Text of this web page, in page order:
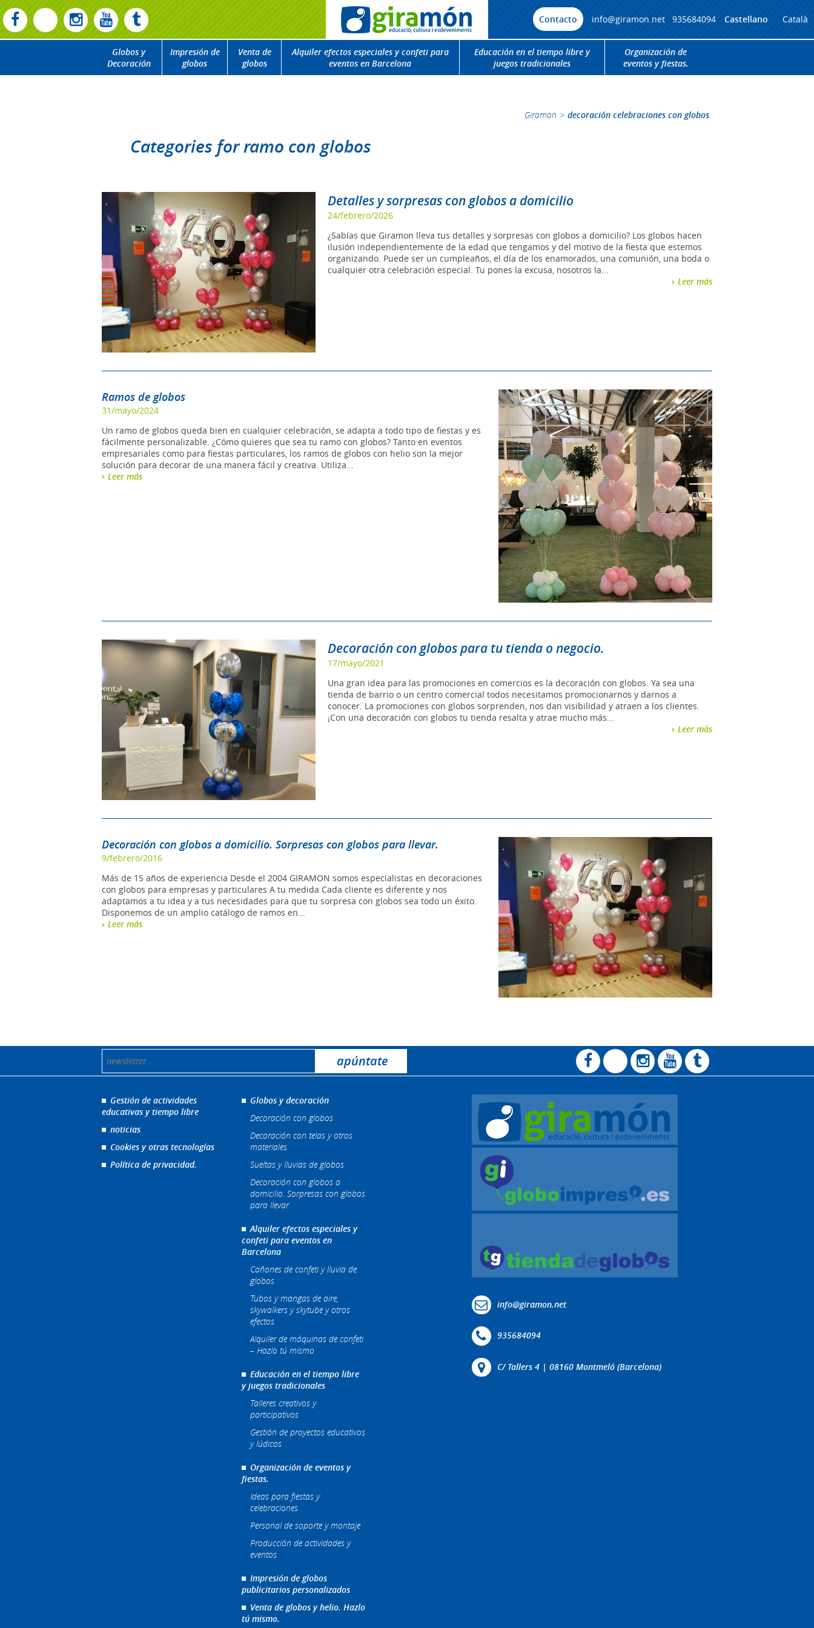
Contacto info@giramon.net| 935684094 Castellano Català
Globos y
Decoración
Impresión de
globos
Venta de
globos
Alquiler efectos especiales y confeti para
eventos en Barcelona
Educación en el tiempo libre y
juegos tradicionales
Organización de
eventos y fiestas.
Giramon > decoración celebraciones con globos
Categories for ramo con globos
Detalles y sorpresas con globos a domicilio
24/febrero/2026
¿Sabías que Giramon lleva tus detalles y sorpresas con globos a domicilio? Los globos hacen
ilusión independientemente de la edad que tengamos y del motivo de la fiesta que estemos
organizando. Puede ser un cumpleaños, el día de los enamorados, una comunión, una boda o
cualquier otra celebración especial. Tu pones la excusa, nosotros la...
Leer más
Ramos de globos
31/mayo/2024
Un ramo de globos queda bien en cualquier celebración, se adapta a todo tipo de fiestas y es
fácilmente personalizable. ¿Cómo quieres que sea tu ramo con globos? Tanto en eventos
empresariales como para fiestas particulares, los ramos de globos con helio son la mejor
solución para decorar de una manera fácil y creativa. Utiliza...
Leer más
Decoración con globos para tu tienda o negocio.
17/mayo/2021
Una gran idea para las promociones en comercios es la decoración con globos. Ya sea una
tienda de barrio o un centro comercial todos necesitamos promocionarnos y darnos a
conocer. La promociones con globos sorprenden, nos dan visibilidad y atraen a los clientes.
¡Con una decoración con globos tu tienda resalta y atrae mucho más...
Leer más
Decoración con globos a domicilio. Sorpresas con globos para llevar.
9/febrero/2016
Más de 15 años de experiencia Desde el 2004 GIRAMON somos especialistas en decoraciones
con globos para empresas y particulares A tu medida Cada cliente es diferente y nos
adaptamos a tu idea y a tus necesidades para que tu sorpresa con globos sea todo un éxito.
Disponemos de un amplio catálogo de ramos en...
Leer más
Gestión de actividades
educativas y tiempo libre
noticias
Cookies y otras tecnologías
Política de privacidad.
Globos y decoración
Decoración con globos
Decoración con telas y otros
materiales
Sueltas y lluvias de globos
Decoración con globos a
domicilio. Sorpresas con globos
para llevar.
Alquiler efectos especiales y
confeti para eventos en
Barcelona
Cañones de confeti y lluvia de
globos
Tubos y mangas de aire,
skywalkers y skytube y otros
efectos
Alquiler de máquinas de confeti
– Hazlo tú mismo
Educación en el tiempo libre
y juegos tradicionales
Talleres creativos y
participativos
Gestión de proyectos educativos
y lúdicos
Organización de eventos y
fiestas.
Ideas para fiestas y
celebraciones
Personal de soporte y montaje
Producción de actividades y
eventos
Impresión de globos
publicitarios personalizados
Venta de globos y helio. Hazlo
tú mismo.
info@giramon.net
935684094
C/ Tallers 4 | 08160 Montmeló (Barcelona)